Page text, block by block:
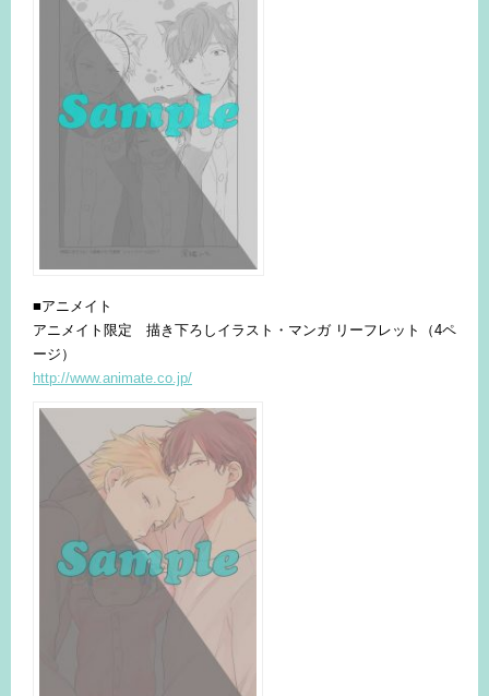
■アニメイト
アニメイト限定 描き下ろしイラスト・マンガ リーフレット（4ペ
ージ）
http://www.animate.co.jp/